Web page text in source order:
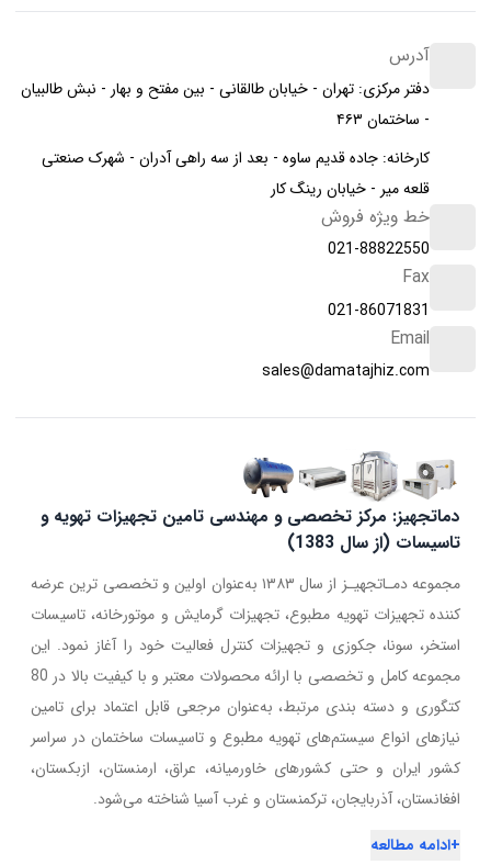
آدرس
دفتر مرکزی: تهران - خیابان طالقانی - بین مفتح و بهار - نبش طالبیان
- ساختمان ۴۶۳
کارخانه: جاده قدیم ساوه - بعد از سه راهی آدران - شهرک صنعتی
قلعه میر - خیابان رینگ کار
خط ویژه فروش
021-88822550
Fax
021-86071831
Email
sales@damatajhiz.com
دماتجهیز: مرکز تخصصی و مهندسی تامین تجهیزات تهویه و
تاسیسات (از سال 1383)
مجموعه دمـاتجهیـز از سال ۱۳۸۳ به‌عنوان اولین و تخصصی ترین عرضه
کننده تجهیزات تهویه مطبوع، تجهیزات گرمایش و موتورخانه، تاسیسات
استخر، سونا، جکوزی و تجهیزات کنترل فعالیت خود را آغاز نمود. این
مجموعه کامل و تخصصی با ارائه محصولات معتبر و با کیفیت بالا در 80
کتگوری و دسته بندی مرتبط، به‌عنوان مرجعی قابل اعتماد برای تامین
نیازهای انواع سیستم‌های تهویه مطبوع و تاسیسات ساختمان در سراسر
کشور ایران و حتی کشورهای خاورمیانه، عراق، ارمنستان، ازبکستان،
افغانستان، آذربایجان، ترکمنستان و غرب آسیا شناخته می‌شود.
+ادامه مطالعه